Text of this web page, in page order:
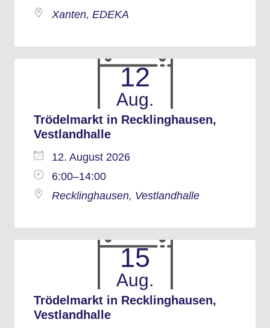
Xanten, EDEKA
12
Aug.
Trödelmarkt in Recklinghausen,
Vestlandhalle
12. August 2026
6:00–14:00
Recklinghausen, Vestlandhalle
15
Aug.
Trödelmarkt in Recklinghausen,
Vestlandhalle